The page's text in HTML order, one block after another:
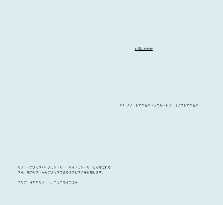
お問い合わせ
リゾートアクセスバックカントリー（サイドカントリーとも呼ばれる）
スキー場のリフトからアクセスできるオフピステを目指します。
エリア：キロロリゾート、ニセコモイワほか
02. リゾートアクセスバックカントリー（リフトアクセス）